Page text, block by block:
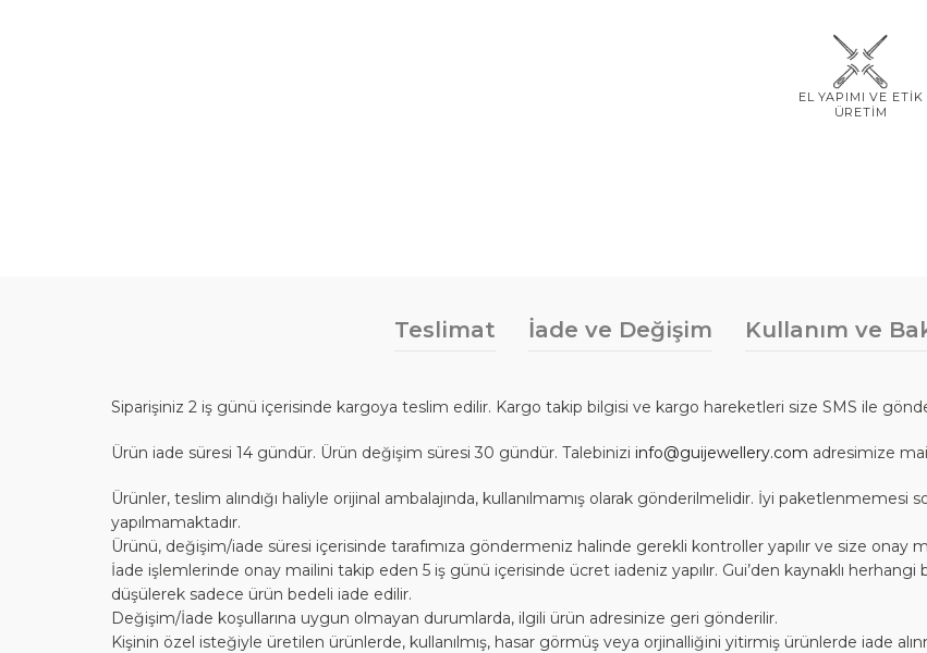
EL YAPIMI VE ETİK
ÜRETİM
Teslimat İade ve Değişim Kullanım ve
Siparişiniz 2 iş günü içerisinde kargoya teslim edilir. Kargo takip bilgisi ve kargo hareketleri size SMS ile
Ürün iade süresi 14 gündür. Ürün değişim süresi 30 gündür. Talebinizi info@guijewellery.com adresimize
Ürünler, teslim alındığı haliyle orijinal ambalajında, kullanılmamış olarak gönderilmelidir. İyi
yapılmamaktadır.
Ürünü, değişim/iade süresi içerisinde tarafımıza göndermeniz halinde gerekli kontroller yapılır ve size onay
İade işlemlerinde onay mailini takip eden 5 iş günü içerisinde ücret iadeniz yapılır. Gui’den kaynaklı
düşülerek sadece ürün bedeli iade edilir.
Değişim/İade koşullarına uygun olmayan durumlarda, ilgili ürün adresinize geri gönderilir.
Kişinin özel isteğiyle üretilen ürünlerde, kullanılmış, hasar görmüş veya orjinalliğini yitirmiş ürünlerde iade